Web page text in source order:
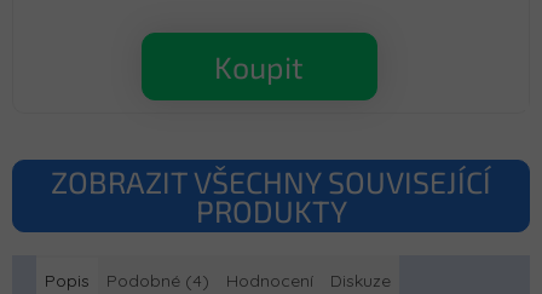
Koupit
ZOBRAZIT VŠECHNY SOUVISEJÍCÍ
PRODUKTY
Popis Podobné (4) Hodnocení Diskuze